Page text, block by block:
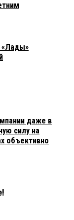
«Лады»
даже в
силу на
объективно